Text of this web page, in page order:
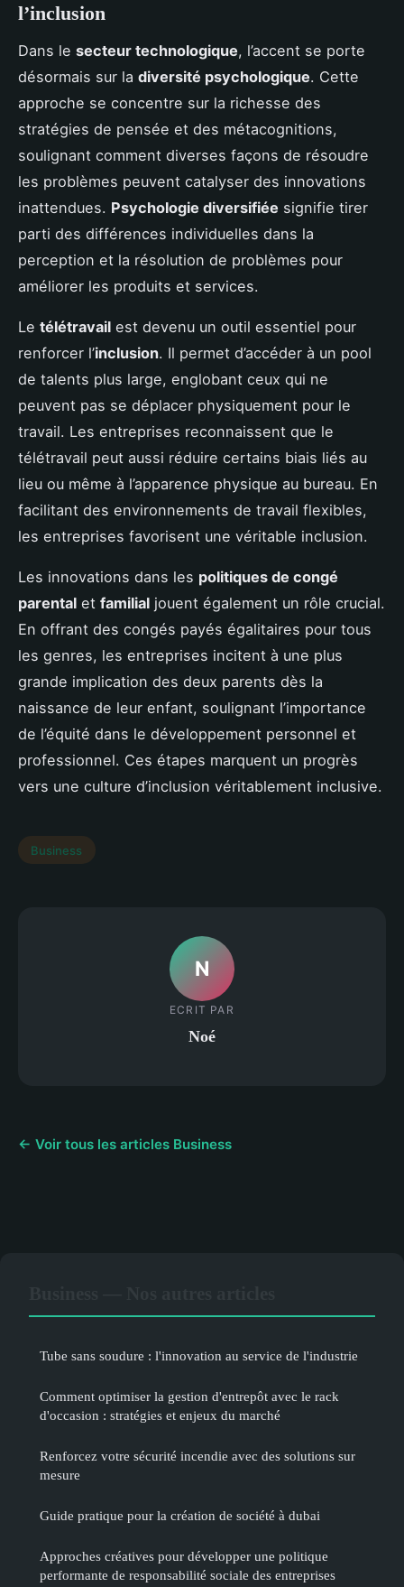
l’inclusion
Dans le secteur technologique, l’accent se porte
désormais sur la diversité psychologique. Cette
approche se concentre sur la richesse des
stratégies de pensée et des métacognitions,
soulignant comment diverses façons de résoudre
les problèmes peuvent catalyser des innovations
inattendues. Psychologie diversifiée signifie tirer
parti des différences individuelles dans la
perception et la résolution de problèmes pour
améliorer les produits et services.
Le télétravail est devenu un outil essentiel pour
renforcer l’inclusion. Il permet d’accéder à un pool
de talents plus large, englobant ceux qui ne
peuvent pas se déplacer physiquement pour le
travail. Les entreprises reconnaissent que le
télétravail peut aussi réduire certains biais liés au
lieu ou même à l’apparence physique au bureau. En
facilitant des environnements de travail flexibles,
les entreprises favorisent une véritable inclusion.
Les innovations dans les politiques de congé
parental et familial jouent également un rôle crucial.
En offrant des congés payés égalitaires pour tous
les genres, les entreprises incitent à une plus
grande implication des deux parents dès la
naissance de leur enfant, soulignant l’importance
de l’équité dans le développement personnel et
professionnel. Ces étapes marquent un progrès
vers une culture d’inclusion véritablement inclusive.
Business
N
ECRIT PAR
Noé
← Voir tous les articles Business
Tube sans soudure : l'innovation au service de l'industrie
Comment optimiser la gestion d'entrepôt avec le rack
d'occasion : stratégies et enjeux du marché
Renforcez votre sécurité incendie avec des solutions sur
mesure
Guide pratique pour la création de société à dubai
Approches créatives pour développer une politique
performante de responsabilité sociale des entreprises